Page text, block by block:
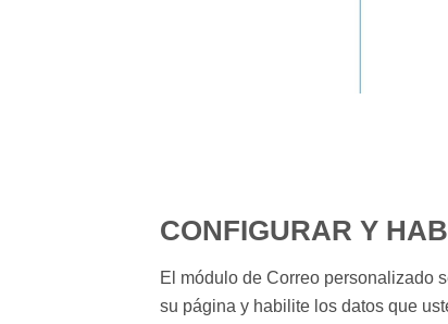
CONFIGURAR Y
El módulo de Correo personalizado
su página y habilite los datos que